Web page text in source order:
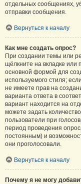
отдельных сообщениях,
отправки сообщения.
Вернуться к началу
Как мне создать опрос?
При создании темы или
щёлкните на вкладке или
основной формой для
используемого стиля;
не имеете прав на
варианта ответа в
вариант находится на
можете задать
пользователи при
период проведения
постоянным) и
они проголосовали.
Вернуться к началу
Почему я не могу